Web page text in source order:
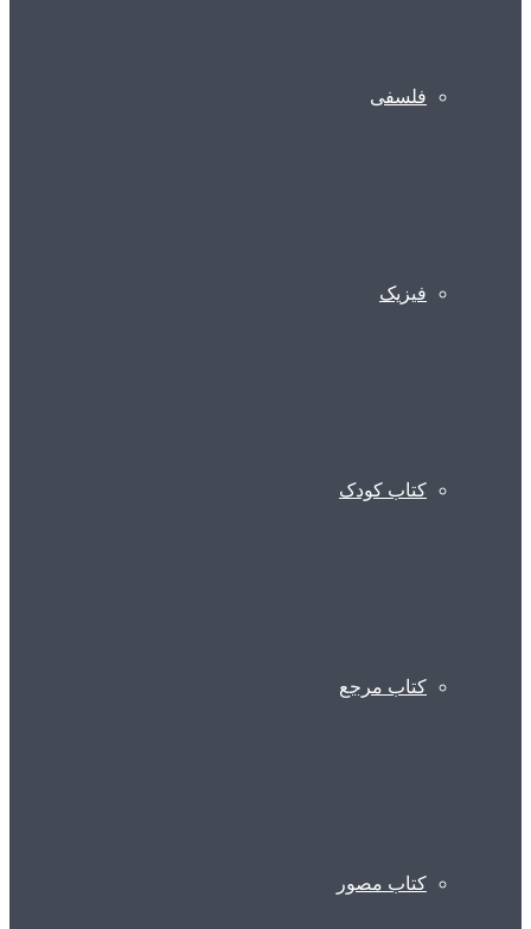
فلسفی
فیزیک
کتاب کودک
کتاب مرجع
کتاب مصور